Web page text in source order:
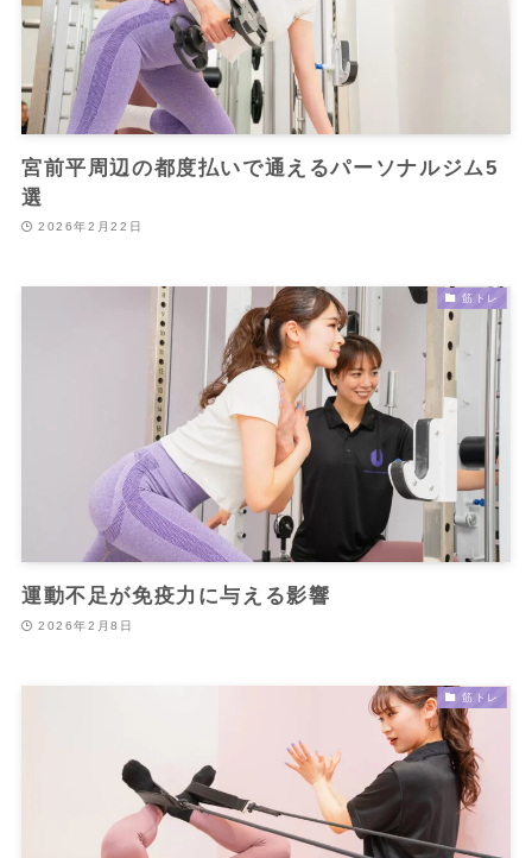
宮前平周辺の都度払いで通えるパーソナルジム5
選
2026年2月22日
筋トレ
運動不足が免疫力に与える影響
2026年2月8日
筋トレ